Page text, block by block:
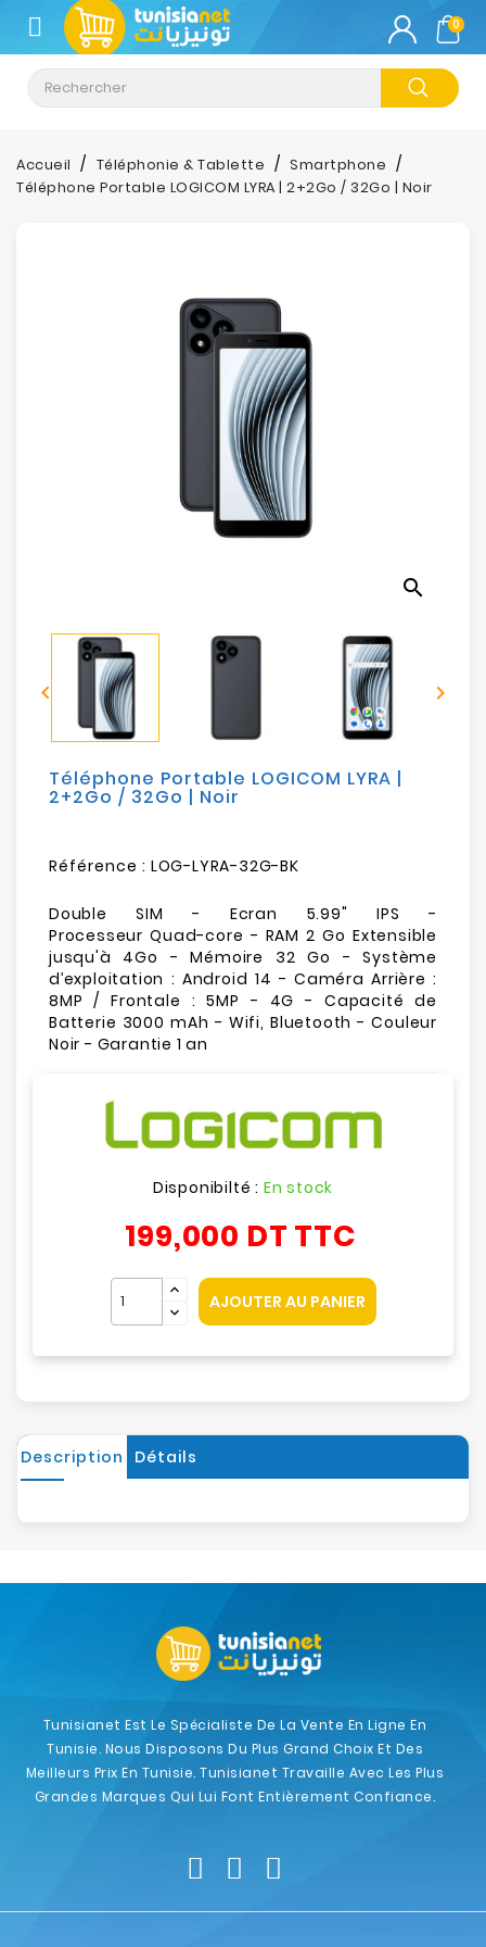
CATÉGORIE
Climatisation
Informatique
Sécurité
Mobilités
Loisirs
0
Accueil Téléphonie & Tablette
Smartphone
Téléphone Portable LOGICOM LYRA | 2+2Go / 32Go | Noir
search
 
Téléphone Portable LOGICOM LYRA |
2+2Go / 32Go | Noir
Référence : LOG-LYRA-32G-BK
Double SIM - Ecran 5.99" IPS -
Processeur Quad-core - RAM 2 Go Extensible
jusqu'à 4Go - Mémoire 32 Go - Système
d’exploitation : Android 14 - Caméra Arrière :
8MP / Frontale : 5MP - 4G - Capacité de
Batterie 3000 mAh - Wifi, Bluetooth - Couleur
Noir - Garantie 1 an
Disponibilté : En stock
199,000 DT TTC
AJOUTER AU PANIER
Description Détails
Tunisianet Est Le Spécialiste De La Vente En Ligne En
Tunisie. Nous Disposons Du Plus Grand Choix Et Des
Meilleurs Prix En Tunisie. Tunisianet Travaille Avec Les Plus
Grandes Marques Qui Lui Font Entièrement Confiance.